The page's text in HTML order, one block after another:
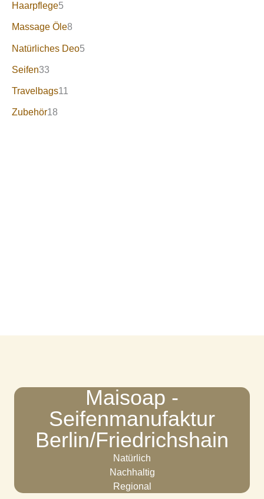
Haarpflege5
Massage Öle8
Natürliches Deo5
Seifen33
Travelbags11
Zubehör18
Maisoap -
Seifenmanufaktur
Berlin/Friedrichshain
Natürlich
Nachhaltig
Regional